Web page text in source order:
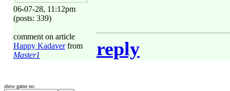
06-07-28, 11:12pm
(posts: 339)
comment on article
Happy Kadaverfrom
Master1
reply
show game no: